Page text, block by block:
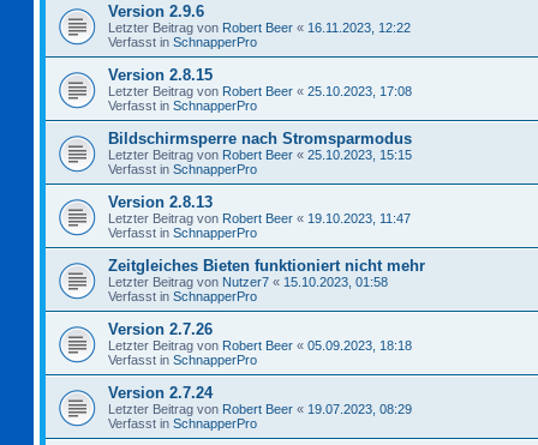
Version 2.9.6
Letzter Beitrag von Robert Beer « 16.11.2023, 12:22
Verfasst in SchnapperPro
Version 2.8.15
Letzter Beitrag von Robert Beer « 25.10.2023, 17:08
Verfasst in SchnapperPro
Bildschirmsperre nach Stromsparmodus
Letzter Beitrag von Robert Beer « 25.10.2023, 15:15
Verfasst in SchnapperPro
Version 2.8.13
Letzter Beitrag von Robert Beer « 19.10.2023, 11:47
Verfasst in SchnapperPro
Zeitgleiches Bieten funktioniert nicht mehr
Letzter Beitrag von Nutzer7 « 15.10.2023, 01:58
Verfasst in SchnapperPro
Version 2.7.26
Letzter Beitrag von Robert Beer « 05.09.2023, 18:18
Verfasst in SchnapperPro
Version 2.7.24
Letzter Beitrag von Robert Beer « 19.07.2023, 08:29
Verfasst in SchnapperPro